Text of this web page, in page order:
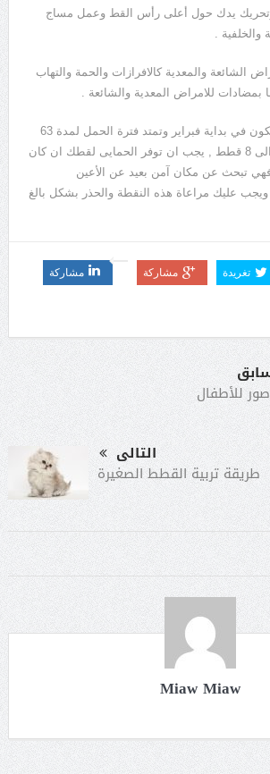
يدك حول أعلى رأس القط وعمل مساج
والخلفية .
الشائعة والمعدية كالافرازات والحمة والتهاب
بمضادات للامراض المعدية والشائعة .
فترة التزاوج للقطط تكون في بداية فبراير وتمتد فترة الحمل لمدة 63
يوم وتلد الأنثى من 3 الى 8 قطط , يجب ان توفر الحمايى لقطك ان كان
تبحث عن مكان آمن بعيد عن الأعين
عليك مراعاة هذه النقطة والحذر بشكل بالغ
تغريدة مشاركة مشاركة
للأطفال
التالى
طريقة تربية القطط الصغيرة
Miaw Miaw